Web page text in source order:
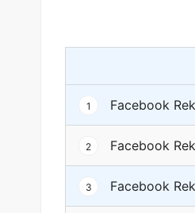
1 Facebook
2 Facebook
3 Facebook